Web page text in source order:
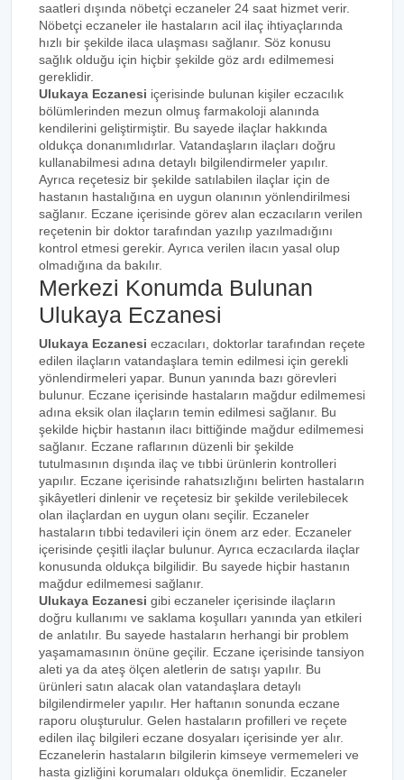
saatleri dışında nöbetçi eczaneler 24 saat hizmet verir.
Nöbetçi eczaneler ile hastaların acil ilaç ihtiyaçlarında
hızlı bir şekilde ilaca ulaşması sağlanır. Söz konusu
sağlık olduğu için hiçbir şekilde göz ardı edilmemesi
gereklidir.
Ulukaya Eczanesi içerisinde bulunan kişiler eczacılık
bölümlerinden mezun olmuş farmakoloji alanında
kendilerini geliştirmiştir. Bu sayede ilaçlar hakkında
oldukça donanımlıdırlar. Vatandaşların ilaçları doğru
kullanabilmesi adına detaylı bilgilendirmeler yapılır.
Ayrıca reçetesiz bir şekilde satılabilen ilaçlar için de
hastanın hastalığına en uygun olanının yönlendirilmesi
sağlanır. Eczane içerisinde görev alan eczacıların verilen
reçetenin bir doktor tarafından yazılıp yazılmadığını
kontrol etmesi gerekir. Ayrıca verilen ilacın yasal olup
olmadığına da bakılır.
Merkezi Konumda Bulunan
Ulukaya Eczanesi
Ulukaya Eczanesi eczacıları, doktorlar tarafından reçete
edilen ilaçların vatandaşlara temin edilmesi için gerekli
yönlendirmeleri yapar. Bunun yanında bazı görevleri
bulunur. Eczane içerisinde hastaların mağdur edilmemesi
adına eksik olan ilaçların temin edilmesi sağlanır. Bu
şekilde hiçbir hastanın ilacı bittiğinde mağdur edilmemesi
sağlanır. Eczane raflarının düzenli bir şekilde
tutulmasının dışında ilaç ve tıbbi ürünlerin kontrolleri
yapılır. Eczane içerisinde rahatsızlığını belirten hastaların
şikâyetleri dinlenir ve reçetesiz bir şekilde verilebilecek
olan ilaçlardan en uygun olanı seçilir. Eczaneler
hastaların tıbbi tedavileri için önem arz eder. Eczaneler
içerisinde çeşitli ilaçlar bulunur. Ayrıca eczacılarda ilaçlar
konusunda oldukça bilgilidir. Bu sayede hiçbir hastanın
mağdur edilmemesi sağlanır.
Ulukaya Eczanesi gibi eczaneler içerisinde ilaçların
doğru kullanımı ve saklama koşulları yanında yan etkileri
de anlatılır. Bu sayede hastaların herhangi bir problem
yaşamamasının önüne geçilir. Eczane içerisinde tansiyon
aleti ya da ateş ölçen aletlerin de satışı yapılır. Bu
ürünleri satın alacak olan vatandaşlara detaylı
bilgilendirmeler yapılır. Her haftanın sonunda eczane
raporu oluşturulur. Gelen hastaların profilleri ve reçete
edilen ilaç bilgileri eczane dosyaları içerisinde yer alır.
Eczanelerin hastaların bilgilerin kimseye vermemeleri ve
hasta gizliğini korumaları oldukça önemlidir. Eczaneler